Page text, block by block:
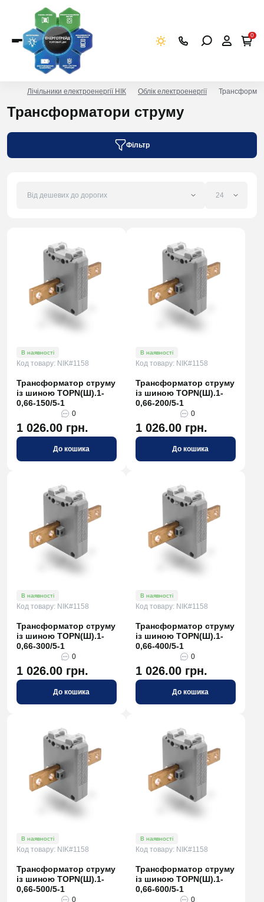
0
Лічільники електроенергії НІК Облік електроенергії
Трансформатори струму
Фільтр
В наявності
Код товару: NIK#1158
Трансформатор струму
із шиною TOPN(Ш).1-
0,66-150/5-1
0
1 026.00 грн.
До кошика
В наявності
Код товару: NIK#1158
Трансформатор струму
із шиною TOPN(Ш).1-
0,66-200/5-1
0
1 026.00 грн.
До кошика
В наявності
Код товару: NIK#1158
Трансформатор струму
із шиною TOPN(Ш).1-
0,66-300/5-1
0
1 026.00 грн.
До кошика
В наявності
Код товару: NIK#1158
Трансформатор струму
із шиною TOPN(Ш).1-
0,66-400/5-1
0
1 026.00 грн.
До кошика
В наявності
Код товару: NIK#1158
Трансформатор струму
із шиною TOPN(Ш).1-
0,66-500/5-1
0
В наявності
Код товару: NIK#1158
Трансформатор струму
із шиною TOPN(Ш).1-
0,66-600/5-1
0